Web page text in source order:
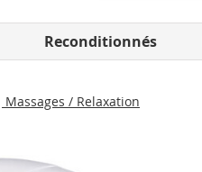
Reconditionnés
Massages / Relaxation